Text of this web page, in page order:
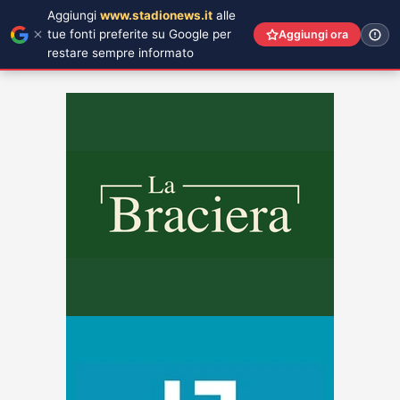
Aggiungi www.stadionews.it alle
tue fonti preferite su Google per
restare sempre informato
Aggiungi ora